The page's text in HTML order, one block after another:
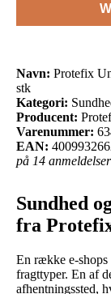
Navn: Protefix
stk
Kategori:
Producent:
Varenummer:
EAN:
på 14 anmeldelser
Sundhed
fra
En række e-
fragttyper. En af
afhentningssted,